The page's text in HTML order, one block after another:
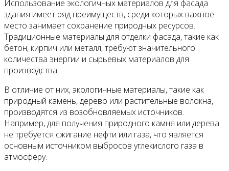
Использование экологичных материалов для фасада
здания имеет ряд преимуществ, среди которых важное
место занимает сохранение природных ресурсов.
Традиционные материалы для отделки фасада, такие как
бетон, кирпич или металл, требуют значительного
количества энергии и сырьевых материалов для
производства.
В отличие от них, экологичные материалы, такие как
природный камень, дерево или растительные волокна,
производятся из возобновляемых источников.
Например, для получения природного камня или дерева
не требуется сжигание нефти или газа, что является
основным источником выбросов углекислого газа в
атмосферу.